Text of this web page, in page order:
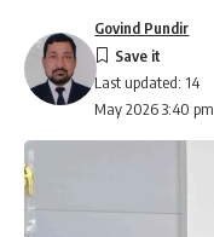
Last updated: 14
May 2026 3:40 pm
Govind Pundir